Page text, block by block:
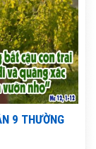
9 THƯỜNG